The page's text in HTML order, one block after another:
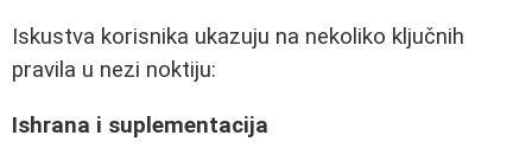
Iskustva korisnika ukazuju na nekoliko ključnih
pravila u nezi noktiju:
Ishrana i suplementacija